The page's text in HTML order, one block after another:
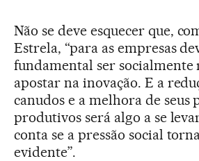
Não se deve esquecer que,
Estrela, “para as empresas
fundamental ser socialmente
apostar na inovação. E a
canudos e a melhora de seus
produtivos será algo a se
conta se a pressão social
evidente”.